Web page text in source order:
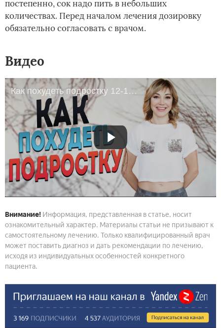
постепенно, сок надо пить в небольших
количествах. Перед началом лечения дозировку
обязательно согласовать с врачом.
Видео
Как похудеть подростку 12-16 лет? Питание и тренировки для снижения веса
Внимание! Информация, представленная в статье, носит
ознакомительный характер. Материалы статьи не призывают к
самостоятельному лечению. Только квалифицированный врач
может поставить диагноз и дать рекомендации по лечению,
исходя из индивидуальных особенностей конкретного
пациента.